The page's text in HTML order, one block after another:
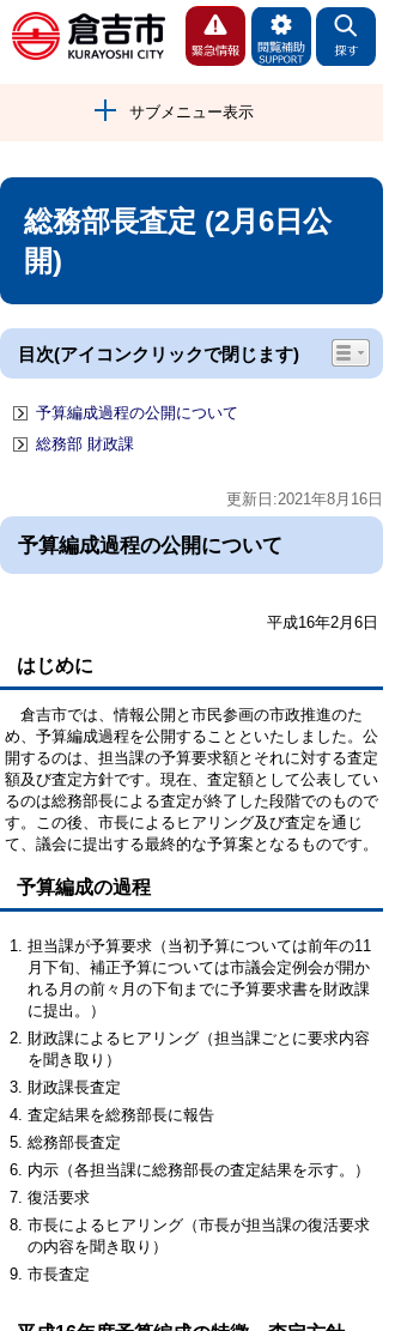
サブメニュー表示
総務部長査定 (2月6日公
開)
目次(アイコンクリックで閉じます)
予算編成過程の公開について
総務部 財政課
更新日:2021年8月16日
予算編成過程の公開について
平成16年2月6日
はじめに
倉吉市では、情報公開と市民参画の市政推進のた
め、予算編成過程を公開することといたしました。公
開するのは、担当課の予算要求額とそれに対する査定
額及び査定方針です。現在、査定額として公表してい
るのは総務部長による査定が終了した段階でのもので
す。この後、市長によるヒアリング及び査定を通じ
て、議会に提出する最終的な予算案となるものです。
予算編成の過程
担当課が予算要求（当初予算については前年の11
月下旬、補正予算については市議会定例会が開か
れる月の前々月の下旬までに予算要求書を財政課
に提出。）
財政課によるヒアリング（担当課ごとに要求内容
を聞き取り）
財政課長査定
査定結果を総務部長に報告
総務部長査定
内示（各担当課に総務部長の査定結果を示す。）
復活要求
市長によるヒアリング（市長が担当課の復活要求
の内容を聞き取り）
市長査定